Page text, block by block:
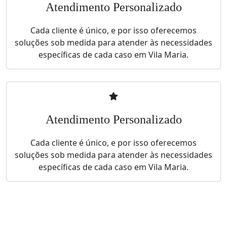
Atendimento Personalizado
Cada cliente é único, e por isso oferecemos
soluções sob medida para atender às necessidades
específicas de cada caso em Vila Maria.
Atendimento Personalizado
Cada cliente é único, e por isso oferecemos
soluções sob medida para atender às necessidades
específicas de cada caso em Vila Maria.